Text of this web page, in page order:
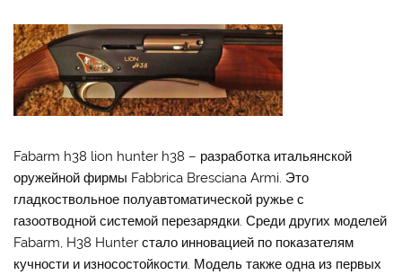
Fabarm h38 lion hunter h38 – разработка итальянской
оружейной фирмы Fabbrica Bresciana Armi. Это
гладкоствольное полуавтоматической ружье с
газоотводной системой перезарядки. Среди других моделей
Fabarm, H38 Hunter стало инновацией по показателям
кучности и износостойкости. Модель также одна из первых